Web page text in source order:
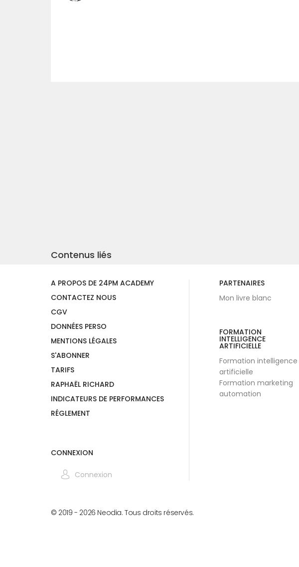
Contenus liés
A PROPOS DE 24PM ACADEMY
CONTACTEZ NOUS
CGV
DONNÉES PERSO
MENTIONS LÉGALES
S'ABONNER
TARIFS
RAPHAËL RICHARD
INDICATEURS DE PERFORMANCES
RÉGLEMENT
CONNEXION
Connexion
PARTENAIRES
Mon livre blanc
FORMATION
INTELLIGENCE
ARTIFICIELLE
Formation intelligence
artificielle
Formation marketing
automation
© 2019 - 2026 Neodia. Tous droits réservés.